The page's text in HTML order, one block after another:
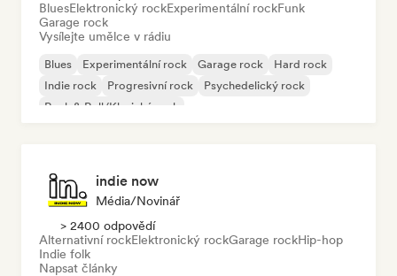
BluesElektronický rockExperimentální rockFunk
Garage rock
Vysílejte umělce v rádiu
Blues Experimentální rock Garage rock
Hard rock
Indie rock
Progresivní rock
Psychedelický rock
Rock & Roll/Klasický rock
indie now
Média/novinář
> 2400 odpovědí
Alternativní rockElektronický rockGarage rockHip-hop
Indie folk
Napsat články